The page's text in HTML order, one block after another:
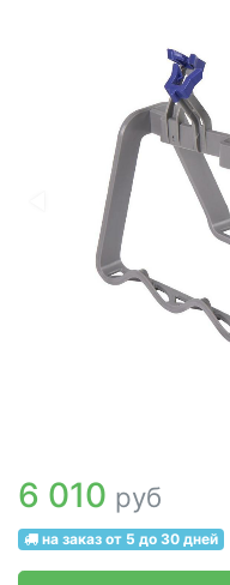
6 010 руб
на заказ от 5 до 30 дней